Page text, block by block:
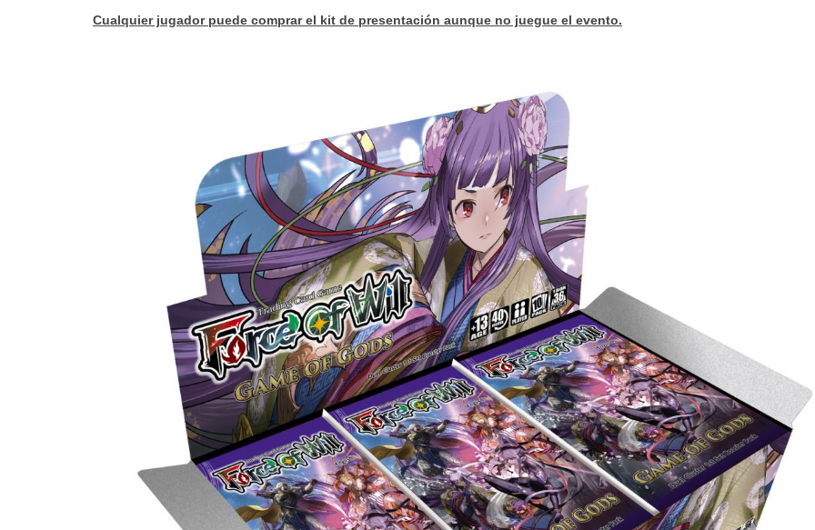
Cualquier jugador puede comprar el kit de presentación aunque no juegue el evento.